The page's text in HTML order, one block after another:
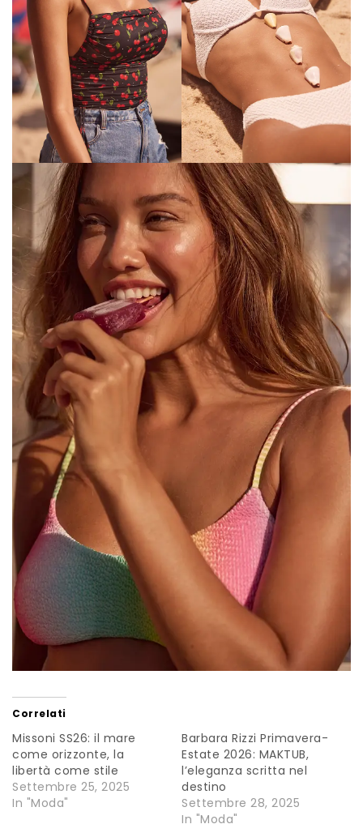
Correlati
Missoni SS26: il mare
come orizzonte, la
libertà come stile
Settembre 25, 2025
In "Moda"
Barbara Rizzi Primavera-
Estate 2026: MAKTUB,
l’eleganza scritta nel
destino
Settembre 28, 2025
In "Moda"